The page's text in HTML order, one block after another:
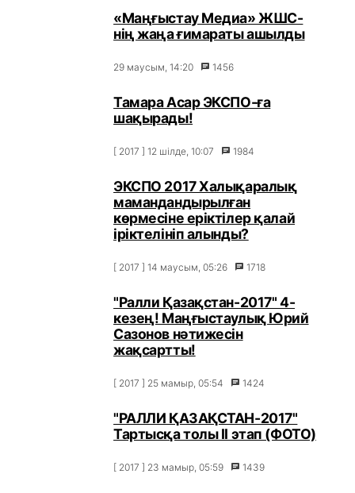
«Маңғыстау Медиа» ЖШС-
нің жаңа ғимараты ашылды
29 маусым, 14:20 1456
Тамара Асар ЭКСПО-ға
шақырады!
[ 2017 ] 12 шілде, 10:07 1984
ЭКСПО 2017 Халықаралық
мамандандырылған
көрмесіне еріктілер қалай
іріктелініп алынды?
[ 2017 ] 14 маусым, 05:26 1718
"Ралли Қазақстан-2017" 4-
кезең! Маңғыстаулық Юрий
Сазонов нәтижесін
жақсартты!
[ 2017 ] 25 мамыр, 05:54 1424
"РАЛЛИ ҚАЗАҚСТАН-2017"
Тартысқа толы ІІ этап (ФОТО)
[ 2017 ] 23 мамыр, 05:59 1439